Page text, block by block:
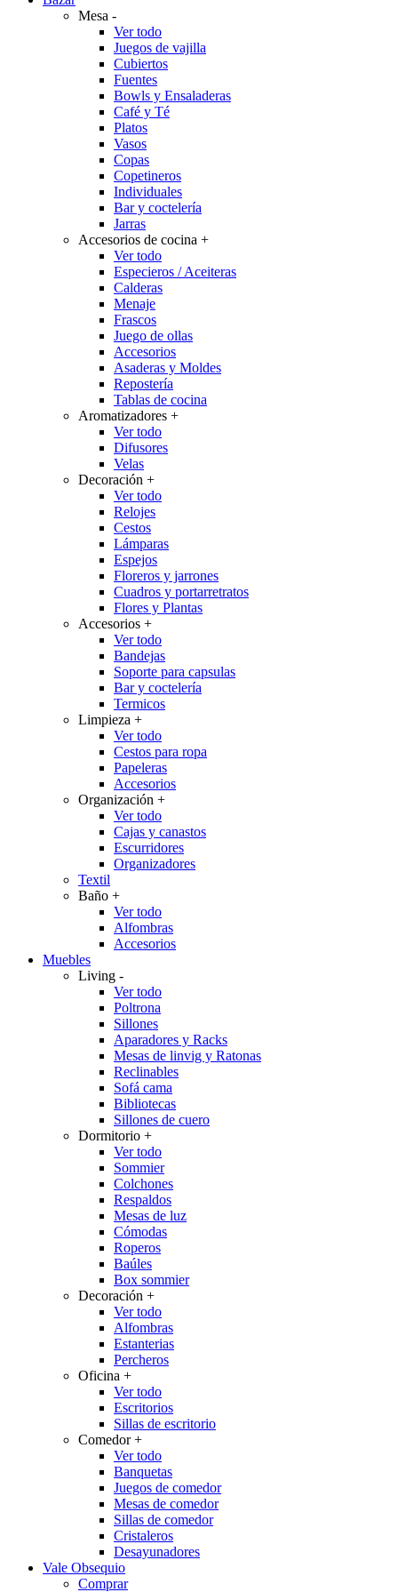
Mesa -
Ver todo
Juegos de vajilla
Cubiertos
Fuentes
Bowls y Ensaladeras
Café y Té
Platos
Vasos
Copas
Copetineros
Individuales
Bar y coctelería
Jarras
Accesorios de cocina +
Ver todo
Especieros / Aceiteras
Calderas
Menaje
Frascos
Juego de ollas
Accesorios
Asaderas y Moldes
Repostería
Tablas de cocina
Aromatizadores +
Ver todo
Difusores
Velas
Decoración +
Ver todo
Relojes
Cestos
Lámparas
Espejos
Floreros y jarrones
Cuadros y portarretratos
Flores y Plantas
Accesorios +
Ver todo
Bandejas
Soporte para capsulas
Bar y coctelería
Termicos
Limpieza +
Ver todo
Cestos para ropa
Papeleras
Accesorios
Organización +
Ver todo
Cajas y canastos
Escurridores
Organizadores
Textil
Baño +
Ver todo
Alfombras
Accesorios
Muebles
Living -
Ver todo
Poltrona
Sillones
Aparadores y Racks
Mesas de linvig y Ratonas
Reclinables
Sofá cama
Bibliotecas
Sillones de cuero
Dormitorio +
Ver todo
Sommier
Colchones
Respaldos
Mesas de luz
Cómodas
Roperos
Baúles
Box sommier
Decoración +
Ver todo
Alfombras
Estanterias
Percheros
Oficina +
Ver todo
Escritorios
Sillas de escritorio
Comedor+
Ver todo
Banquetas
Juegos de comedor
Mesas de comedor
Sillas de comedor
Cristaleros
Desayunadores
Vale Obsequio
Comprar